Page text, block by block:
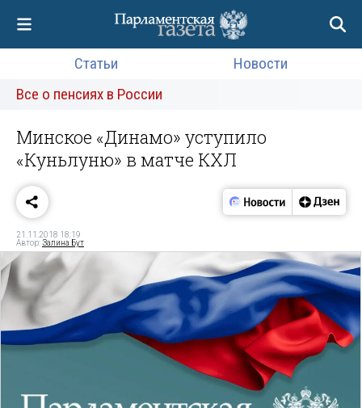
Статьи
Новости
Все о пенсиях в России
Минское «Динамо» уступило
«Куньлуню» в матче КХЛ
21.11.2018 18:19
Автор:Залина Бут